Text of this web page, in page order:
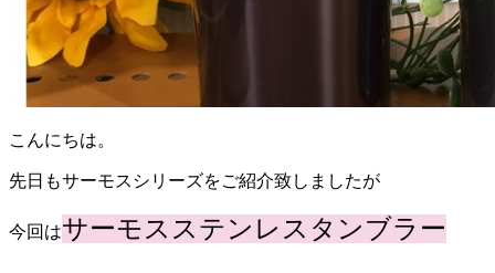
こんにちは。
先日もサーモスシリーズをご紹介致しましたが
今回はサーモスステンレスタンブラー